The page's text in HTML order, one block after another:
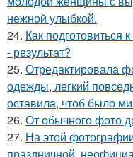
нежной улыбкой.
24. Как подготовиться
- результат?
25. Отредактировала
одежды, легкий
оставила, чтоб было
26. От обычного фото
27. На этой